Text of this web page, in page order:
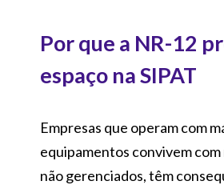
Por que a NR-12
espaço na SIPAT
Empresas que operam com
equipamentos convivem com
não gerenciados, têm